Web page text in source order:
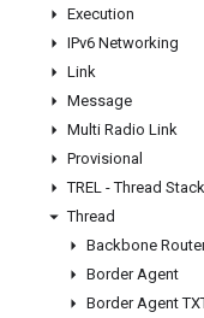
Execution
IPv6 Networking
Link
Message
Multi Radio Link
Provisional
TREL - Thread Stack
Thread
Backbone
Border Agent
Border Agent